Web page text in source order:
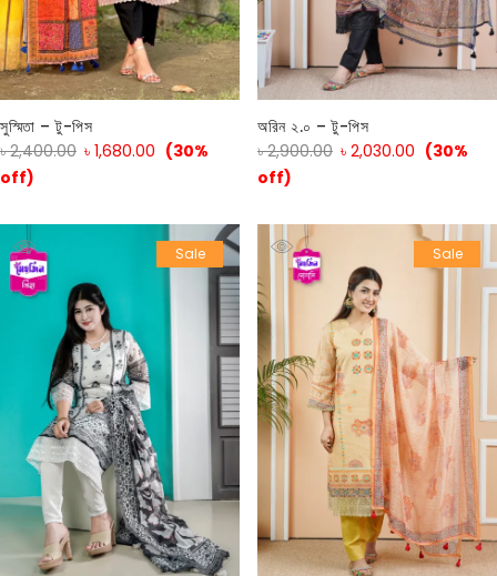
সুস্মিতা – টু-পিস
৳2,400.00 ৳ 1,680.00 (30%
off)
অরিন ২.০ – টু-পিস
৳2,900.00 ৳ 2,030.00 (30%
off)
Sale Sale